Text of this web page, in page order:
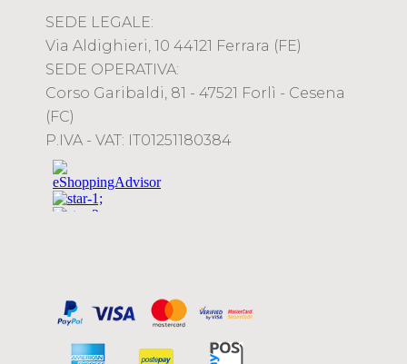
SEDE LEGALE:
Via Aldighieri, 10 44121 Ferrara (FE)
SEDE OPERATIVA:
Corso Garibaldi, 81 - 47521 Forlì - Cesena
(FC)
P.IVA - VAT: IT01251180384